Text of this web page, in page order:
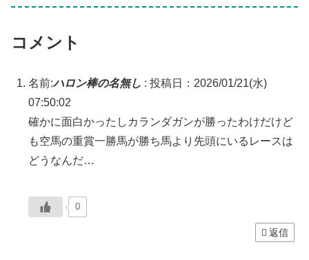
コメント
名前:ハロン棒の名無し : 投稿日：2026/01/21(水)
07:50:02
確かに面白かったしカランダガンが勝ったわけだけど
も空馬の重賞一勝馬が勝ち馬より先頭にいるレースは
どうなんだ…
0
返信